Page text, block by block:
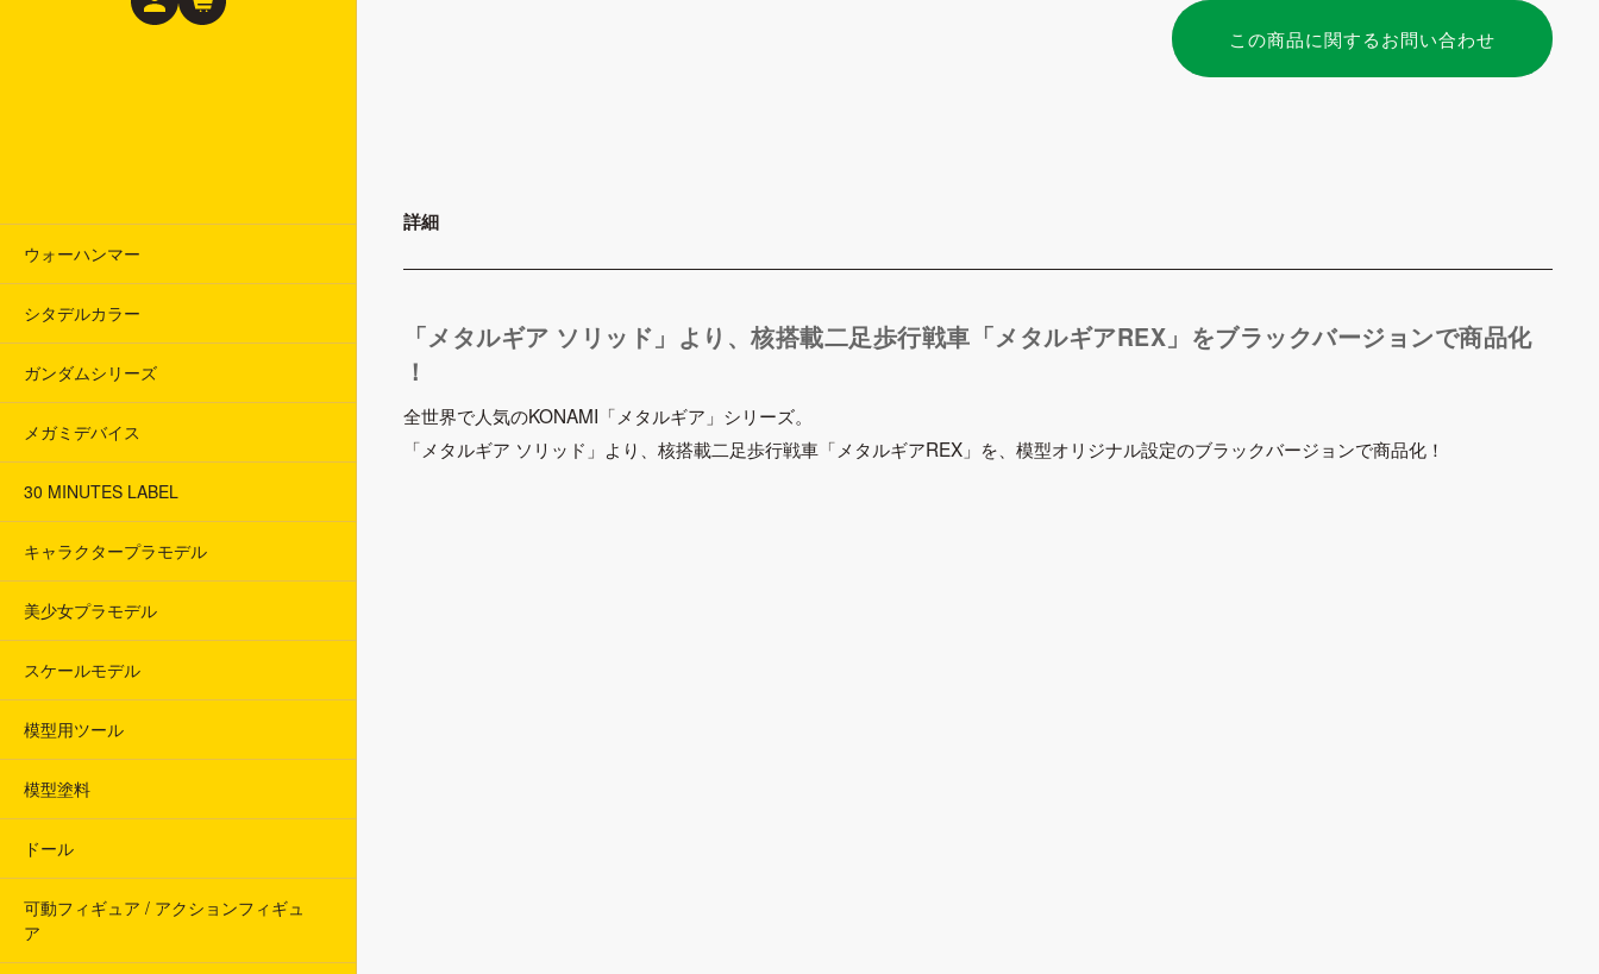
ウォーハンマー
シタデルカラー
ガンダムシリーズ
メガミデバイス
30 MINUTES LABEL
キャラクタープラモデル
美少女プラモデル
スケールモデル
模型用ツール
模型塗料
ドール
可動フィギュア / アクションフィギュ
ア
この商品に関するお問い合わせ
詳細
「メタルギア ソリッド」より、核搭載二足歩行戦車「メタルギアREX」をブラックバージョンで商品化
！
全世界で人気のKONAMI「メタルギア」シリーズ。
「メタルギア ソリッド」より、核搭載二足歩行戦車「メタルギアREX」を、模型オリジナル設定のブラックバージョンで商品化！